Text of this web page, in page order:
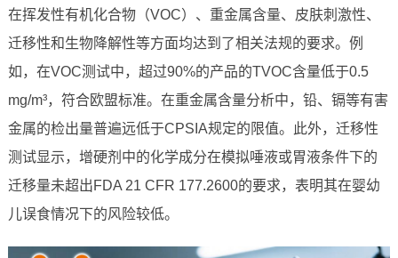
在挥发性有机化合物（VOC）、重金属含量、皮肤刺激性、
迁移性和生物降解性等方面均达到了相关法规的要求。例
如，在VOC测试中，超过90%的产品的TVOC含量低于0.5
mg/m³，符合欧盟标准。在重金属含量分析中，铅、镉等有害
金属的检出量普遍远低于CPSIA规定的限值。此外，迁移性
测试显示，增硬剂中的化学成分在模拟唾液或胃液条件下的
迁移量未超出FDA 21 CFR 177.2600的要求，表明其在婴幼
儿误食情况下的风险较低。